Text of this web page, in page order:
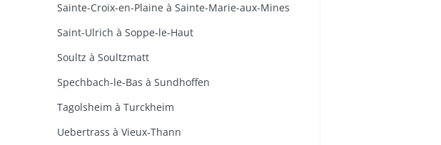
Sainte-Croix-en-Plaine à Sainte-Marie-aux-Mines
Saint-Ulrich à Soppe-le-Haut
Soultz à Soultzmatt
Spechbach-le-Bas à Sundhoffen
Tagolsheim à Turckheim
Uebertrass à Vieux-Thann